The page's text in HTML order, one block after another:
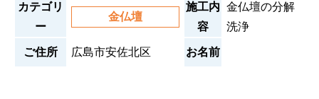
カテゴリ
ー
金仏壇
施工内
容
金仏壇の分解
洗浄
ご住所 広島市安佐北区 お名前